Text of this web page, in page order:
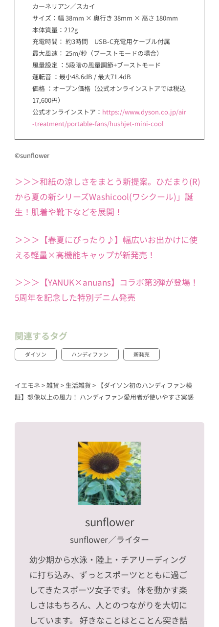
カーネリアン／スカイ
サイズ：幅 38mm × 奥行き 38mm × 高さ 180mm
本体質量：212g
充電時間： 約3時間 USB‑C充電用ケーブル付属
最大風速： 25m/秒（ブーストモードの場合）
風量設定 ：5段階の風量調節+ブーストモード
運転音 ：最小48.6dB / 最大71.4dB
価格 ：オープン価格（公式オンラインストアでは税込
17,600円）
公式オンラインストア： https://www.dyson.co.jp/air
-treatment/portable-fans/hushjet-mini-cool
©sunflower
＞＞＞和紙の涼しさをまとう新提案。ひだまり(R)
から夏の新シリーズWashicool(ワシクール)」誕
生！肌着や靴下などを展開！
＞＞＞【春夏にぴったり♪】幅広いお出かけに使
える軽量×高機能キャップが新発売！
＞＞＞【YANUK×anuans】コラボ第3弾が登場！
5周年を記念した特別デニム発売
関連するタグ
ダイソン ハンディファン 新発売
イエモネ >雑貨 > 生活雑貨 > 【ダイソン初のハンディファン検
証】想像以上の風力！ ハンディファン愛用者が使いやすさ実感
sunflower
sunflower／ライター
幼少期から水泳・陸上・チアリーディング
に打ち込み、ずっとスポーツとともに過ご
してきたスポーツ女子です。 体を動かす楽
しさはもちろん、人とのつながりを大切に
しています。 好きなことはとことん突き詰